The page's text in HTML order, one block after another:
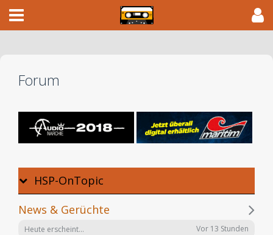
Forum
HSP-OnTopic
News & Gerüchte
Heute erscheint... Vor 13 Stunden